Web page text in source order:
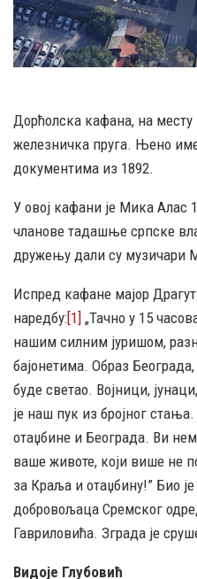
Дорћолска кафана, на
железничка пруга. Њено
документима из 1892.
У овој кафани је Мика Алас
чланове тадашње српске
дружењу дали су музичари
Испред кафане мајор
наредбу:[1] „Тачно у 15
нашим силним јуришом,
бајонетима. Образ
буде светао. Војници,
је наш пук из бројног
отаџбине и Београда. Ви
ваше животе, који више не
за Краља и отаџбину!” Био
добровољаца Сремског
Гавриловића. Зграда је
Видоје Глубовић